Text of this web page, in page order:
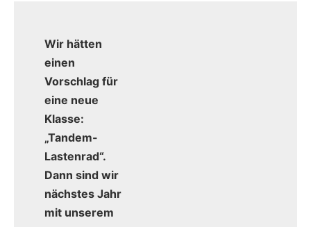
Wir hätten
einen
Vorschlag für
eine neue
Klasse:
„Tandem-
Lastenrad“.
Dann sind wir
nächstes Jahr
mit unserem